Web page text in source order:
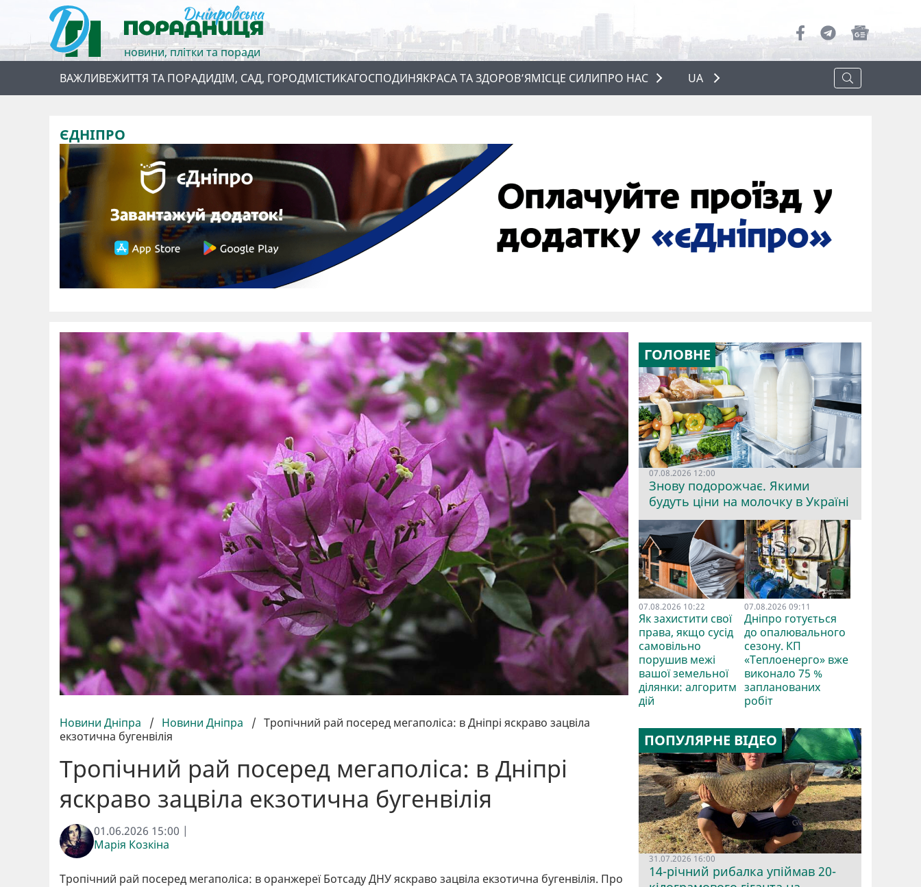
новини, плітки та поради
ВАЖЛИВЕЖИТТЯ ТА ПОРАДИДІМ, САД, ГОРОДМІСТИКАГОСПОДИНЯКРАСА ТА ЗДОРОВ’ЯМІСЦЕ СИЛИПРО НАС
ПРО НАС
UA
ЄДНІПРО
Новини Дніпра / Новини Дніпра / Тропічний рай посеред мегаполіса: в Дніпрі яскраво зацвіла
екзотична бугенвілія
Тропічний рай посеред мегаполіса: в Дніпрі
яскраво зацвіла екзотична бугенвілія
01.06.2026 15:00 |
Марія Козкіна
Тропічний рай посеред мегаполіса: в оранжереї Ботсаду ДНУ яскраво зацвіла екзотична бугенвілія. Про
ГОЛОВНЕ
07.08.2026 12:00
Знову подорожчає. Якими
будуть ціни на молочку в Україні
07.08.2026 10:22
Як захистити свої
права, якщо сусід
самовільно
порушив межі
вашої земельної
ділянки: алгоритм
дій
07.08.2026 09:11
Дніпро готується
до опалювального
сезону. КП
«Теплоенерго» вже
виконало 75 %
запланованих
робіт
ПОПУЛЯРНЕ ВІДЕО
31.07.2026 16:00
14-річний рибалка упіймав 20-